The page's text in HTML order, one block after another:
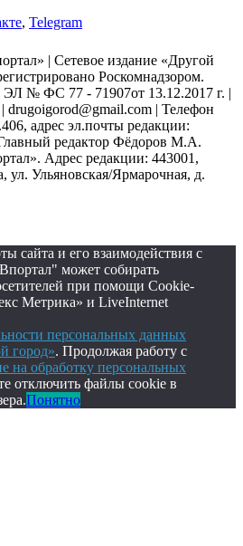
, Telegram
| Сетевое издание «Другой
Роскомнадзором.
№ ФС 77 - 71907от 13.12.2017 г. |
drugoigorod@gmail.com | Телефон
адрес эл.почты редакции:
редактор Фёдоров М.А.
Адрес редакции: 443001,
ул. Ульяновская/Ярмарочная, д.
сайта и его взаимодействия с
может собирать
при помощи Cookie-
Метрика» и LiveInternet
персональных данных
город». Продолжая работу с
на обработку персональных
отключить файлы cookie в
Понятно